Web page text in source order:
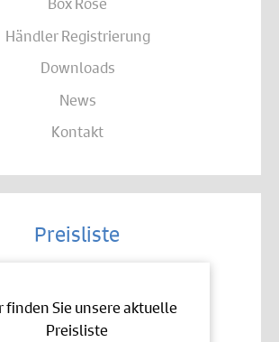
Händler Registrierung
Downloads
News
Kontakt
Preisliste
finden Sie unsere aktuelle
Preisliste